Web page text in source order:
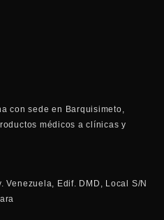
con sede en Barquisimeto,
médicos a clínicas y
Venezuela, Edif. DMD, Local S/N